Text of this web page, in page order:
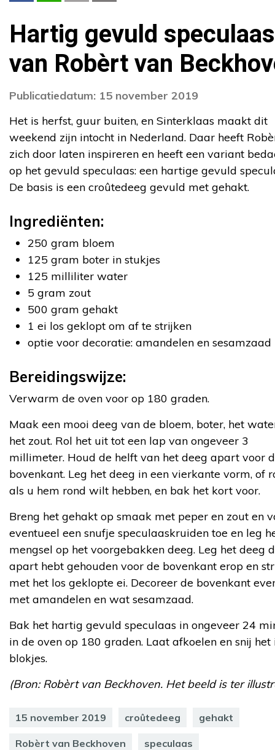
Hartig gevuld speculaas
van Robèrt van
Publicatiedatum: 15 november 2019
Het is herfst, guur buiten, en Sinterklaas maakt dit
weekend zijn intocht in Nederland. Daar heeft
zich door laten inspireren en heeft een variant
op het gevuld speculaas: een hartige gevuld
De basis is een croûtedeeg gevuld met gehakt.
Ingrediënten:
250 gram bloem
125 gram boter in stukjes
125 milliliter water
5 gram zout
500 gram gehakt
1 ei los geklopt om af te strijken
optie voor decoratie: amandelen en sesamzaad
Bereidingswijze:
Verwarm de oven voor op 180 graden.
Maak een mooi deeg van de bloem, boter, het
het zout. Rol het uit tot een lap van ongeveer 3
millimeter. Houd de helft van het deeg apart voor
bovenkant. Leg het deeg in een vierkante vorm, of
als u hem rond wilt hebben, en bak het kort voor.
Breng het gehakt op smaak met peper en zout en
eventueel een snufje speculaaskruiden toe en leg
mengsel op het voorgebakken deeg. Leg het deeg
apart hebt gehouden voor de bovenkant erop en
met het los geklopte ei. Decoreer de bovenkant
met amandelen en wat sesamzaad.
Bak het hartig gevuld speculaas in ongeveer 24
in de oven op 180 graden. Laat afkoelen en snij het
blokjes.
(Bron: Robèrt van Beckhoven. Het beeld is ter
15 november 2019 croûtedeeg gehakt
Robèrt van Beckhoven speculaas